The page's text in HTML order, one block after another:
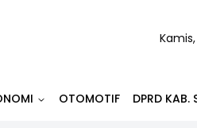
OTOMOTIF DPRD KAB.